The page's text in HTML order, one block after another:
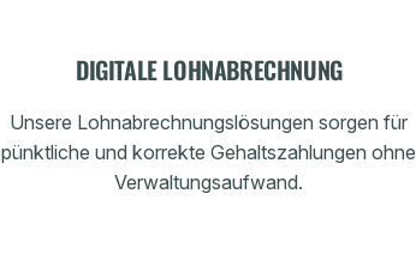
DIGITALE LOHNABRECHNUNG
Unsere Lohnabrechnungslösungen sorgen für
pünktliche und korrekte Gehaltszahlungen ohne
Verwaltungsaufwand.